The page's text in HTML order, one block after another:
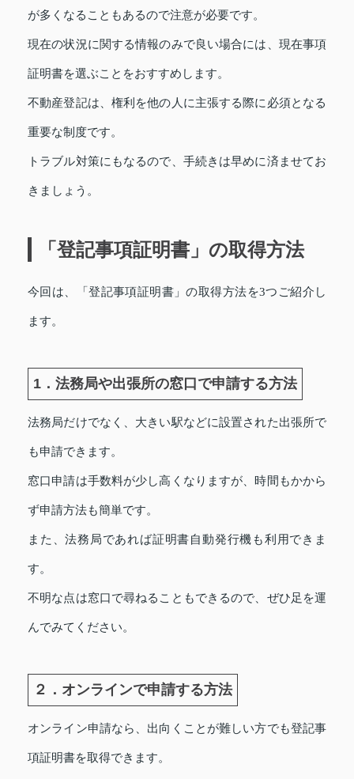
が多くなることもあるので注意が必要です。
現在の状況に関する情報のみで良い場合には、現在事項
証明書を選ぶことをおすすめします。
不動産登記は、権利を他の人に主張する際に必須となる
重要な制度です。
トラブル対策にもなるので、手続きは早めに済ませてお
きましょう。
「登記事項証明書」の取得方法
今回は、「登記事項証明書」の取得方法を3つご紹介し
ます。
1．法務局や出張所の窓口で申請する方法
法務局だけでなく、大きい駅などに設置された出張所で
も申請できます。
窓口申請は手数料が少し高くなりますが、時間もかから
ず申請方法も簡単です。
また、法務局であれば証明書自動発行機も利用できま
す。
不明な点は窓口で尋ねることもできるので、ぜひ足を運
んでみてください。
２．オンラインで申請する方法
オンライン申請なら、出向くことが難しい方でも登記事
項証明書を取得できます。